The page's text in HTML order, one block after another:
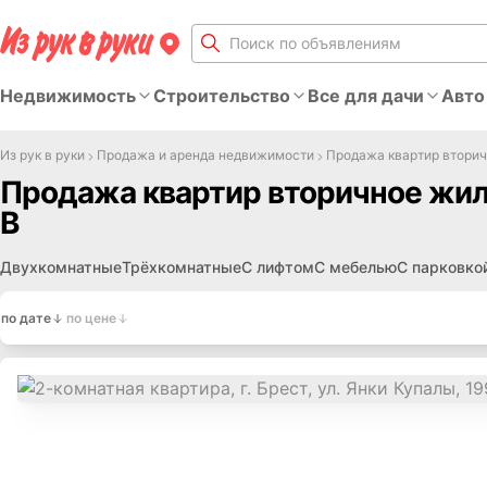
Недвижимость Строительство Все для дачи
Из рук в руки Продажа и аренда недвижимости Продажа квартир
Продажа квартир вторичное
В
ДвухкомнатныеТрёхкомнатныеС лифтомС мебельюС
по дате по цене